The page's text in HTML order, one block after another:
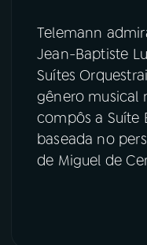
Telemann
Jean-Baptiste
Suítes
gênero musical
compôs a Suíte
baseada no
de Miguel de